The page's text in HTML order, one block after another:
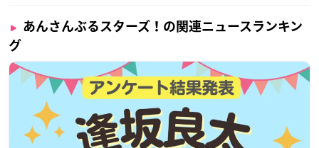
あんさんぶるスターズ！の関連ニュースランキン
グ